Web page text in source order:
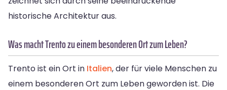
historische Architektur aus.
Was macht Trento zu einem besonderen Ort zum Leben?
Trento ist ein Ort in Italien, der für viele Menschen zu
einem besonderen Ort zum Leben geworden ist. Die